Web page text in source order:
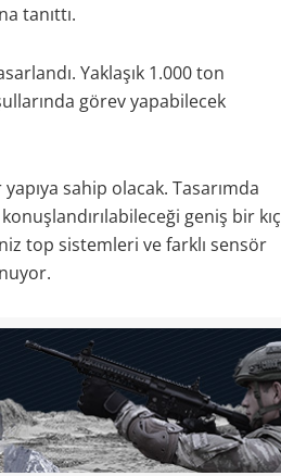
tanıttı.
Yaklaşık 1.000 ton
görev yapabilecek
sahip olacak. Tasarımda
geniş bir kıç
top sistemleri ve farklı sensör